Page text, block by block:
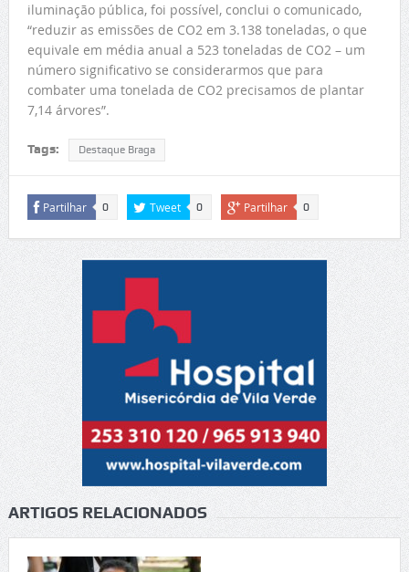
iluminação pública, foi possível, conclui o comunicado,
“reduzir as emissões de CO2 em 3.138 toneladas, o que
equivale em média anual a 523 toneladas de CO2 – um
número significativo se considerarmos que para
combater uma tonelada de CO2 precisamos de plantar
7,14 árvores”.
Tags: Destaque Braga
Partilhar 0 Tweet 0 Partilhar 0
ARTIGOS RELACIONADOS